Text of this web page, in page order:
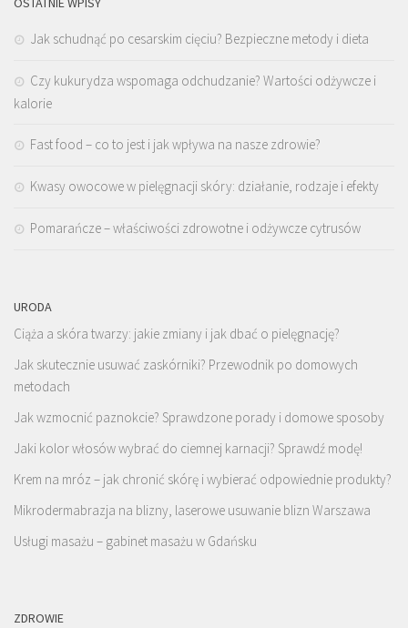
Jak schudnąć po cesarskim cięciu? Bezpieczne metody i dieta
Czy kukurydza wspomaga odchudzanie? Wartości odżywcze i
kalorie
Fast food – co to jest i jak wpływa na nasze zdrowie?
Kwasy owocowe w pielęgnacji skóry: działanie, rodzaje i efekty
Pomarańcze – właściwości zdrowotne i odżywcze cytrusów
URODA
Ciąża a skóra twarzy: jakie zmiany i jak dbać o pielęgnację?
Jak skutecznie usuwać zaskórniki? Przewodnik po domowych
metodach
Jak wzmocnić paznokcie? Sprawdzone porady i domowe sposoby
Jaki kolor włosów wybrać do ciemnej karnacji? Sprawdź modę!
Krem na mróz – jak chronić skórę i wybierać odpowiednie produkty?
Mikrodermabrazja na blizny, laserowe usuwanie blizn Warszawa
Usługi masażu – gabinet masażu w Gdańsku
ZDROWIE